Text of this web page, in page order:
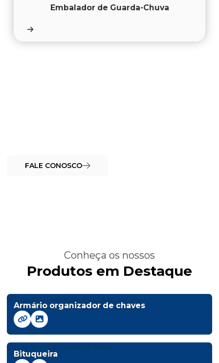
Embalador de Guarda-Chuva
FALE CONOSCO
Conheça os nossos
Produtos em Destaque
Armário organizador de chaves
Bituqueira